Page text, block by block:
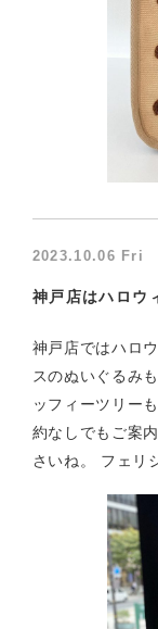
2023.10.06 Fri
神戸店はハロウ
神戸店ではハロ
スのぬいぐるみ
ッフィーツリー
約なしでもご案
さいね。 フェリ